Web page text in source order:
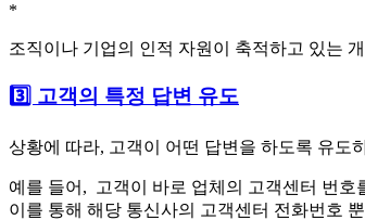
*
조직이나 기업의 인적 자원이 축적하고 있는
3️⃣ 고객의 특정 답변 유도
상황에 따라, 고객이 어떤 답변을 하도록 유도
예를 들어, 고객이 바로 업체의 고객센터 번
이를 통해 해당 통신사의 고객센터 전화번호